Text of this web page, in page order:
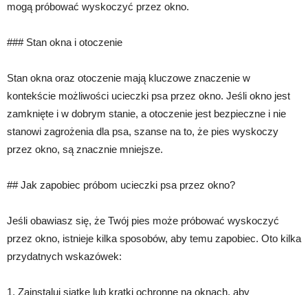
mogą próbować wyskoczyć przez okno.
### Stan okna i otoczenie
Stan okna oraz otoczenie mają kluczowe znaczenie w
kontekście możliwości ucieczki psa przez okno. Jeśli okno jest
zamknięte i w dobrym stanie, a otoczenie jest bezpieczne i nie
stanowi zagrożenia dla psa, szanse na to, że pies wyskoczy
przez okno, są znacznie mniejsze.
## Jak zapobiec próbom ucieczki psa przez okno?
Jeśli obawiasz się, że Twój pies może próbować wyskoczyć
przez okno, istnieje kilka sposobów, aby temu zapobiec. Oto kilka
przydatnych wskazówek:
1. Zainstaluj siatkę lub kratki ochronne na oknach, aby